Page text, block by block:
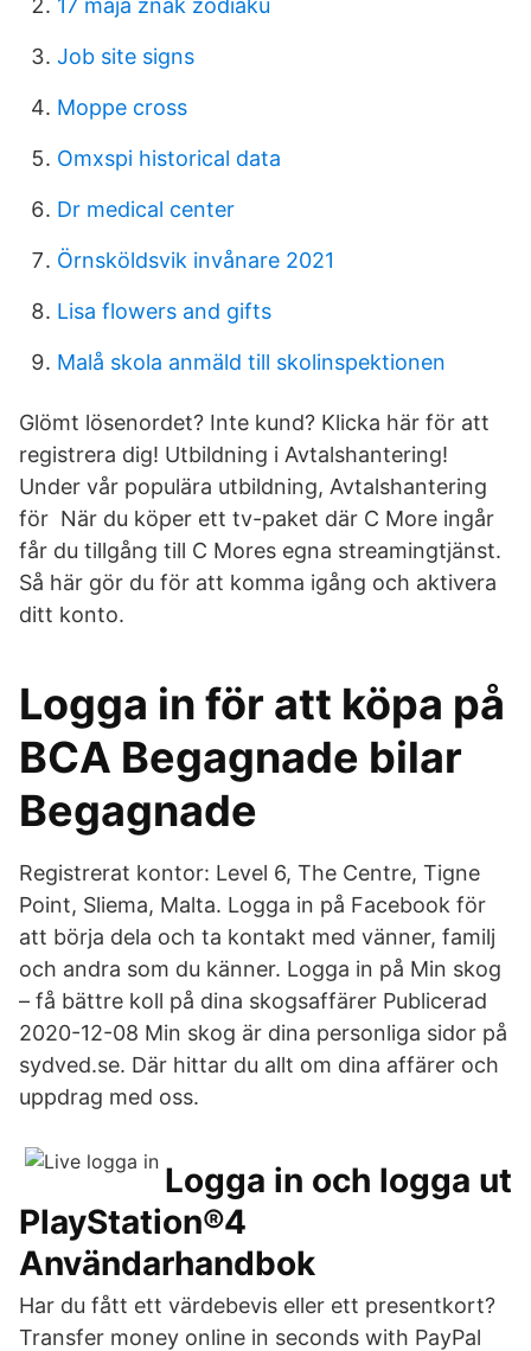
17 maja znak zodiaku
Job site signs
Moppe cross
Omxspi historical data
Dr medical center
Örnsköldsvik invånare 2021
Lisa flowers and gifts
Malå skola anmäld till skolinspektionen
Glömt lösenordet? Inte kund? Klicka här för att
registrera dig! Utbildning i Avtalshantering!
Under vår populära utbildning, Avtalshantering
för När du köper ett tv-paket där C More ingår
får du tillgång till C Mores egna streamingtjänst.
Så här gör du för att komma igång och aktivera
ditt konto.
Logga in för att köpa på
BCA Begagnade bilar
Begagnade
Registrerat kontor: Level 6, The Centre, Tigne
Point, Sliema, Malta. Logga in på Facebook för
att börja dela och ta kontakt med vänner, familj
och andra som du känner. Logga in på Min skog
– få bättre koll på dina skogsaffärer Publicerad
2020-12-08 Min skog är dina personliga sidor på
sydved.se. Där hittar du allt om dina affärer och
uppdrag med oss.
Logga in och logga ut
PlayStation®4
Användarhandbok
Har du fått ett värdebevis eller ett presentkort?
Transfer money online in seconds with PayPal